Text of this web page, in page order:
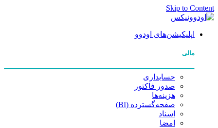
Skip to Content
اپلیکیشن‌های اودوو
مالی
حسابداری
صدور فاکتور
هزینه‌ها
صفحه‌گسترده (BI)
اسناد
امضا